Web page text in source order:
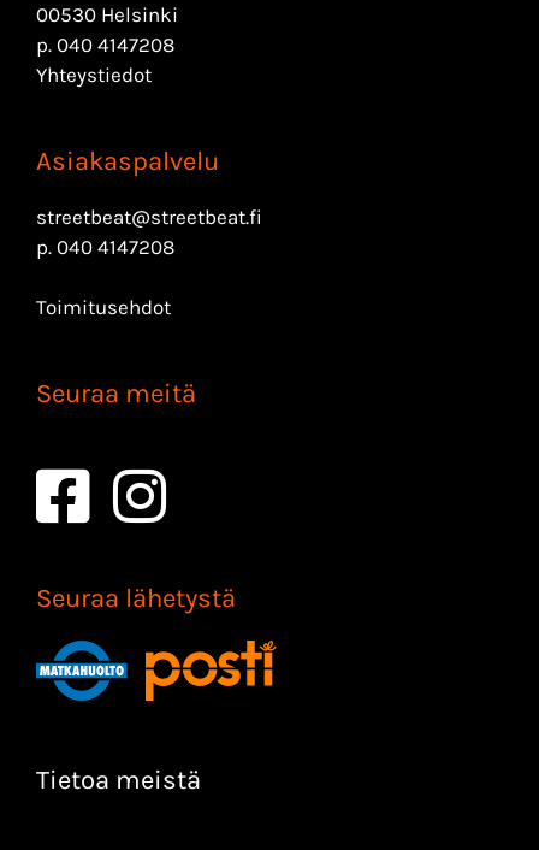
00530 Helsinki
p. 040 4147208
Yhteystiedot
Asiakaspalvelu
streetbeat@streetbeat.fi
p. 040 4147208
Toimitusehdot
Seuraa meitä
Seuraa lähetystä
Tietoa meistä